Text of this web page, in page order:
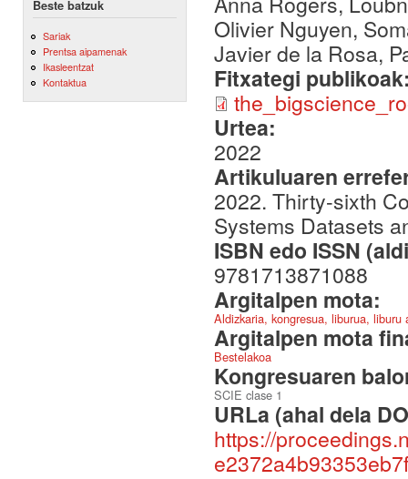
Beste batzuk
Sariak
Prentsa aipamenak
Ikasleentzat
Kontaktua
Olivier Nguyen,
Javier de la Rosa,
Fitxategi
Urtea:
2022
Artikuluaren
2022. Thirty-sixth
Systems Datasets
ISBN edo ISSN
9781713871088
Argitalpen mota:
Aldizkaria, kongresua, liburua,
Argitalpen mota
Bestelakoa
Kongresuaren
SCIE clase 1
URLa (ahal dela
https://